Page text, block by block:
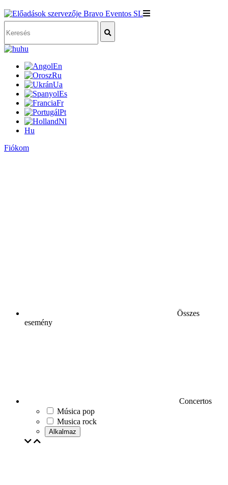
hu
En
Ru
Ua
Es
Fr
Pt
Nl
Hu
Fiókom
Összes
esemény
Concertos
Música pop
Musica rock
Alkalmaz